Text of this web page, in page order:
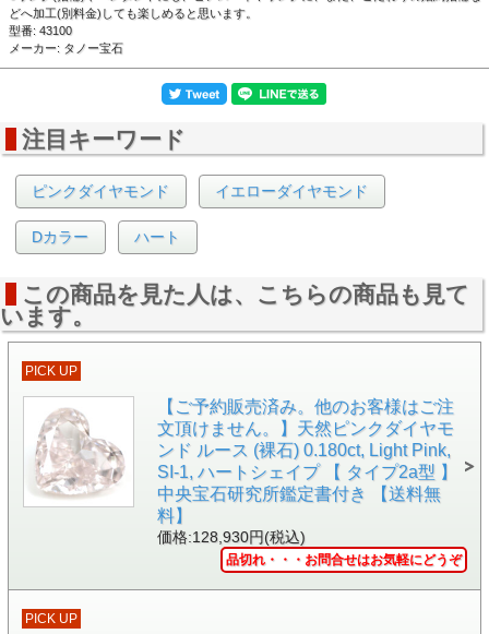
▲黒い背景で撮影しました。
どへ加工(別料金)しても楽しめると思います。
型番: 43100
メーカー: タノー宝石
注目キーワード
ピンクダイヤモンド イエローダイヤモンド
Dカラー ハート
この商品を見た人は、こちらの商品も見て
います。
PICK UP
【ご予約販売済み。他のお客様はご注
文頂けません。】天然ピンクダイヤモ
ンド ルース (裸石) 0.180ct, Light Pink,
SI-1, ハートシェイプ 【 タイプ2a型 】
中央宝石研究所鑑定書付き 【送料無
料】
価格:128,930円(税込)
品切れ・・・お問合せはお気軽にどうぞ
PICK UP